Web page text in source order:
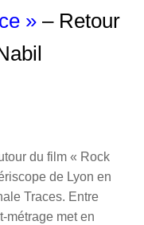
» – Retour
du film « Rock
de Lyon en
Traces. Entre
métrage met en